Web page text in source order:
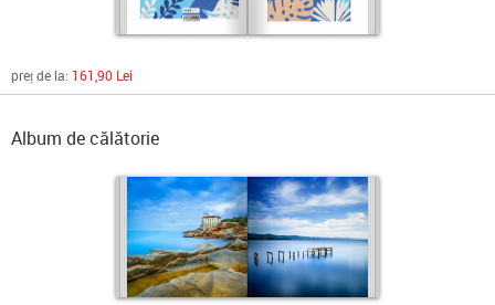
preț de la: 161,90 Lei
Album de călătorie